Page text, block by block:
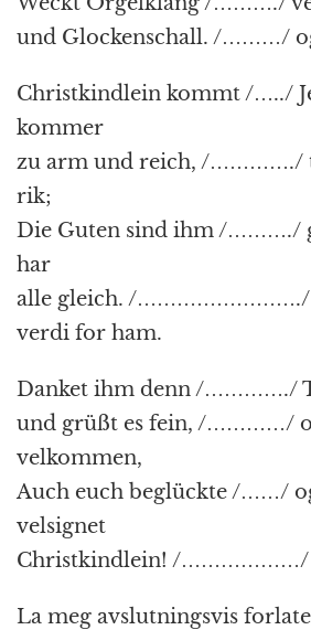
und Glockenschall. /………/
Christkindlein kommt /…../
kommer
zu arm und reich, /…………./
rik;
Die Guten sind ihm /………./
har
alle gleich. /……………………./
verdi for ham.
Danket ihm denn /…………./
und grüßt es fein, /…………/
velkommen,
Auch euch beglückte /……/
velsignet
Christkindlein! /………………/
La meg avslutningsvis